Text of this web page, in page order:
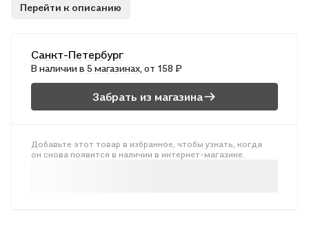
В ассортименте, без возможности выбора.
Перейти к описанию
Санкт-Петербург
В наличиив 5 магазинах , от 158 ₽
Забрать из магазина
Добавьте этот товар в избранное, чтобы узнать, когда
он снова появится в наличии в интернет-магазине.